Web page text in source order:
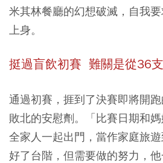
米其林餐廳的幻想破滅，自我
上身。
挺過盲飲初賽 難關是從36
通過初賽，捱到了決賽即將開
敗北的安慰劑。「比賽日期和
全家人一起出門，當作家庭旅
好了台階，但需要做的努力，他